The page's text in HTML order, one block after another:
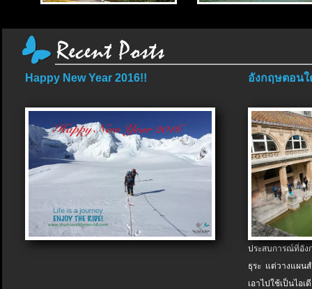
Happy New Year 2016!! อังกฤษตอนใ
ประสบการณ์ที่อัง
ธุระ แต่วางแผน
เอาไปใช้เป็นไอ